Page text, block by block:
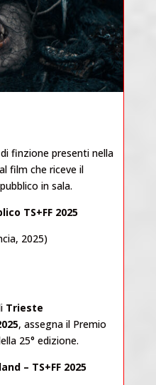
finzione presenti nella
film che riceve il
in sala.
TS+FF 2025
2025)
Trieste
, assegna il Premio
25° edizione.
– TS+FF 2025